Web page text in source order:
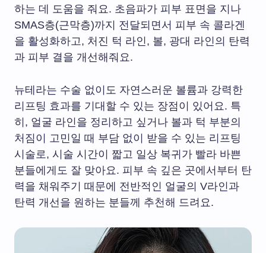
하는 데 도움을 줘요. 초음파가 피부 표면을 지나
SMAS층(근막층)까지 전달되면서 피부 속 콜라겐
을 활성화하고, 처진 턱 라인, 볼, 광대 라인의 탄력
과 피부 결을 개선해줘요.
뉴테라는 수술 없이도 자연스러운 볼륨과 강력한
리프팅 효과를 기대할 수 있는 장점이 있어요. 특
히, 얼굴 라인을 정리하고 싶거나 볼과 턱 부분의
처짐이 고민일 때 부담 없이 받을 수 있는 리프팅
시술로, 시술 시간이 짧고 일상 복귀가 빨라 바쁜
분들에게도 잘 맞아요. 피부 속 깊은 곳에서부터 탄
력을 채워주기 때문에 전반적인 얼굴의 V라인과
탄력 개선을 원하는 분들께 추천해 드려요.